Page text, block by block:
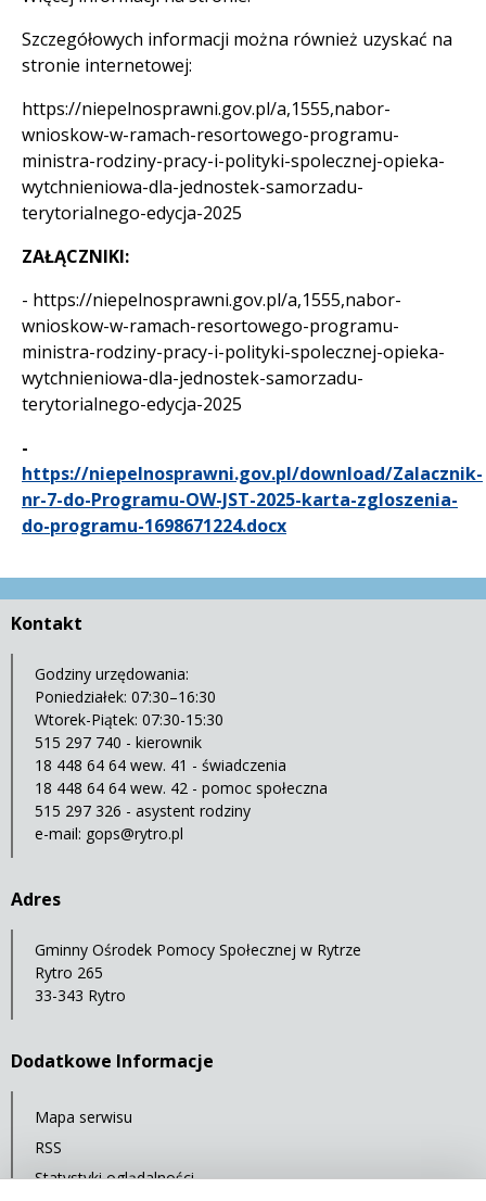
Szczegółowych informacji można również uzyskać na
stronie internetowej:
https://niepelnosprawni.gov.pl/a,1555,nabor-
wnioskow-w-ramach-resortowego-programu-
ministra-rodziny-pracy-i-polityki-spolecznej-opieka-
wytchnieniowa-dla-jednostek-samorzadu-
terytorialnego-edycja-2025
ZAŁĄCZNIKI:
- https://niepelnosprawni.gov.pl/a,1555,nabor-
wnioskow-w-ramach-resortowego-programu-
ministra-rodziny-pracy-i-polityki-spolecznej-opieka-
wytchnieniowa-dla-jednostek-samorzadu-
terytorialnego-edycja-2025
-
https://niepelnosprawni.gov.pl/download/Zalacznik-
nr-7-do-Programu-OW-JST-2025-karta-zgloszenia-
do-programu-1698671224.docx
Kontakt
Godziny urzędowania:
Poniedziałek: 07:30–16:30
Wtorek-Piątek: 07:30-15:30
515 297 740 - kierownik
18 448 64 64 wew. 41 - świadczenia
18 448 64 64 wew. 42 - pomoc społeczna
515 297 326 - asystent rodziny
e-mail: gops@rytro.pl
Adres
Gminny Ośrodek Pomocy Społecznej w Rytrze
Rytro 265
33-343 Rytro
Dodatkowe Informacje
Mapa serwisu
RSS
Statystyki oglądalności